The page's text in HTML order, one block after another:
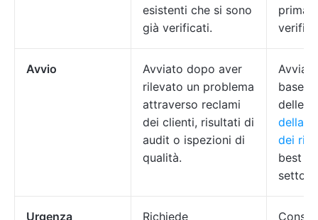
esistenti che si sono
già verificati.
prima
Avvio
Avviato dopo aver
rilevato un problema
attraverso reclami
dei clienti, risultati di
audit o ispezioni di
qualità.
base
delle
della
dei
best
Urgenza
Richiede